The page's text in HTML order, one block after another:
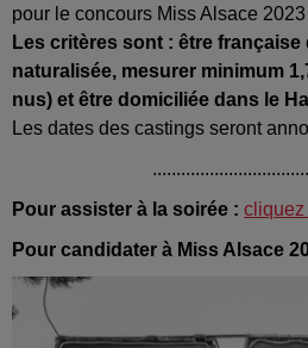
pour le concours Miss Alsace
Les critères sont : être française
naturalisée, mesurer minimum
nus) et être domiciliée dans le
Les dates des castings seront
Pour assister à la soirée : cliquez
Pour candidater à Miss Alsace